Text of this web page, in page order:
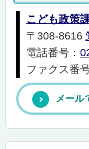
こども政策
〒308-8616
電話番号：
ファクス番
メール